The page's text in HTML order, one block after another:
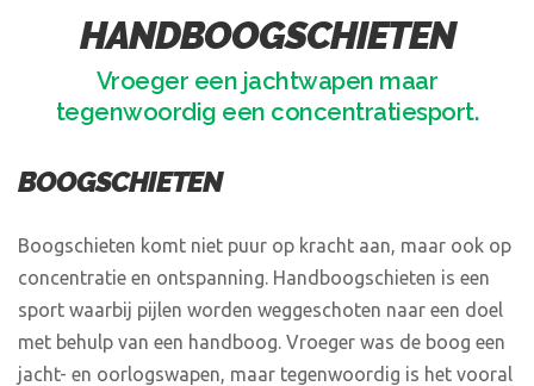
HANDBOOGSCHIETEN
Vroeger een jachtwapen maar
tegenwoordig een concentratiesport.
BOOGSCHIETEN
Boogschieten komt niet puur op kracht aan, maar ook op
concentratie en ontspanning. Handboogschieten is een
sport waarbij pijlen worden weggeschoten naar een doel
met behulp van een handboog. Vroeger was de boog een
jacht- en oorlogswapen, maar tegenwoordig is het vooral